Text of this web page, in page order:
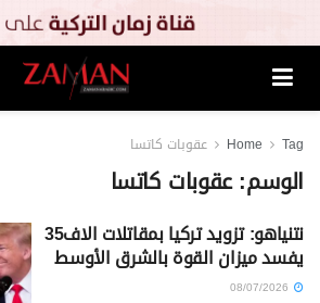
Home Tag عقوبات كاتسا
الوسم:عقوبات كاتسا
نتنياهو: تزويد تركيا بمقاتلات الاف35
يفسد ميزان القوة بالشرق الأوسط